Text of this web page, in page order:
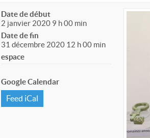
Date de début
2 janvier 2020 9 h 00 min
Date de fin
31 décembre 2020 12 h 00 min
espace
Google Calendar
Feed iCal